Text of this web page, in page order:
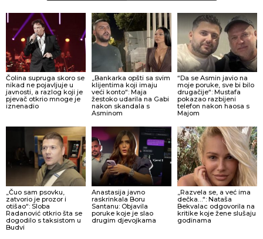
Čolina supruga skoro se
nikad ne pojavljuje u
javnosti, a razlog koji je
pjevač otkrio mnoge je
iznenadio
„Bankarka opšti sa svim
klijentima koji imaju
veći konto“: Maja
žestoko udarila na Gabi
nakon skandala s
Asminom
“Da se Asmin javio na
moje poruke, sve bi bilo
drugačije“: Mustafa
pokazao razbijeni
telefon nakon haosa s
Majom
„Čuo sam psovku,
zatvorio je prozor i
otišao“: Sloba
Radanović otkrio šta se
dogodilo s taksistom u
Budvi
Anastasija javno
raskrinkala Boru
Santanu: Objavila
poruke koje je slao
drugim djevojkama
„Razvela se, a već ima
dečka…“: Nataša
Bekvalac odgovorila na
kritike koje žene slušaju
godinama